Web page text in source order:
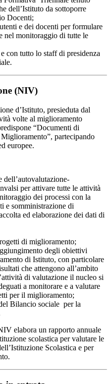
dell’Istituto da sottoporre
Docenti;
e dei docenti per formulare
nel monitoraggio di tutte le
con tutto lo staff di presidenza
(NIV)
d’Istituto, presieduta dal
volte al miglioramento
“Documenti di
partecipando
europee.
per attivare tutte le attività
dei processi con la
e somministrazione di
ed elaborazione dei dati di
di miglioramento;
degli obiettivi
di Istituto, con particolare
che attengono all’ambito
di valutazione il nucleo si
a monitorare e a valutare
per il miglioramento;
Bilancio sociale per la
elabora un rapporto annuale
scolastica per valutare le
Scolastica e per